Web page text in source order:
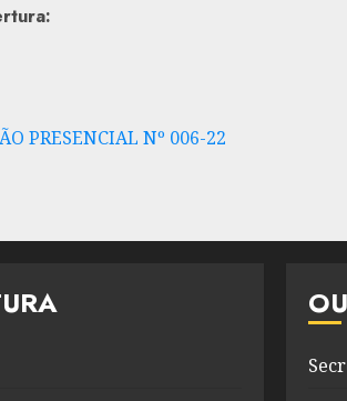
PRESENCIAL Nº 006-22